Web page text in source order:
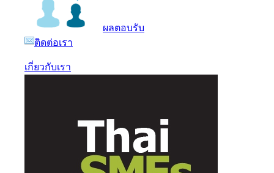
ผลตอบรับ
ติดต่อเรา
เกี่ยวกับเรา